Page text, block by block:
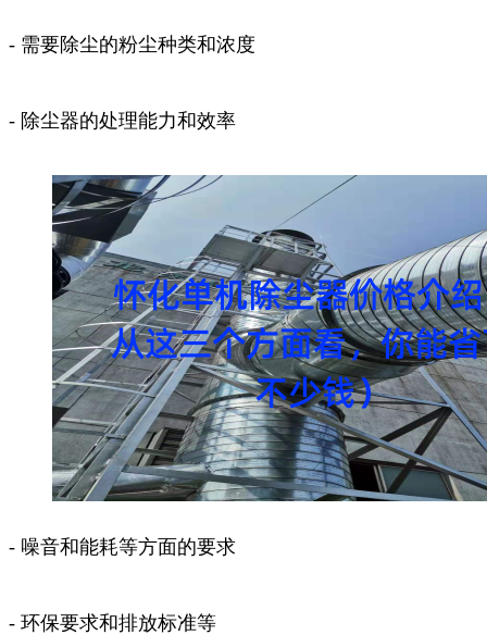
- 需要除尘的粉尘种类和浓度
- 除尘器的处理能力和效率
- 噪音和能耗等方面的要求
- 环保要求和排放标准等